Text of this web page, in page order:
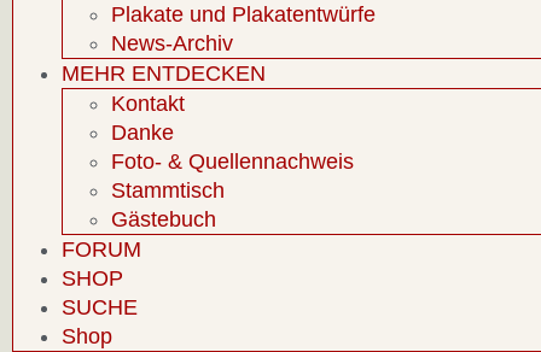
Plakate und Plakatentwürfe
News-Archiv
MEHR ENTDECKEN
Kontakt
Danke
Foto- & Quellennachweis
Stammtisch
Gästebuch
FORUM
SHOP
SUCHE
Shop